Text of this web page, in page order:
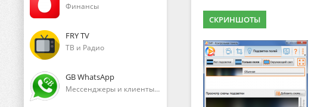
Финансы
FRY TV
ТВ и Радио
GB WhatsApp
Мессенджеры и клиенты голосового общения
СКРИНШОТЫ